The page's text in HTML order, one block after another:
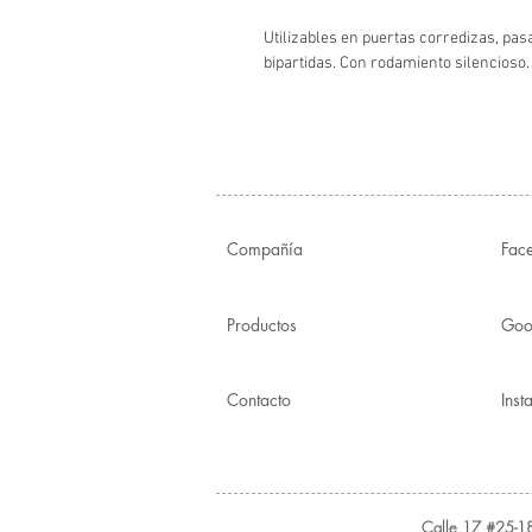
Utilizables en puertas corredizas,
bipartidas. Con rodamiento silencioso.
Compañía
Productos
Contacto
Calle 17 #25-